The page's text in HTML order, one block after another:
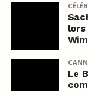
lors
Le